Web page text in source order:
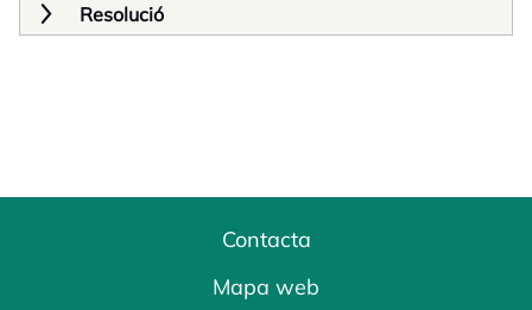
Resolució
Contacta
Mapa web